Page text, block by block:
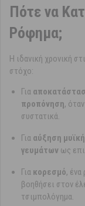
Πότε να
Ρόφημα;
Η ιδανική χρονική
στόχο:
Για
προπόνηση,
συστατικά.
Για αύξηση
γευμάτων ως
Για κορεσμό, ένα
βοηθήσει στον
τσιμπολόγημα.